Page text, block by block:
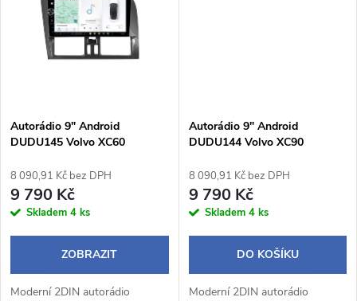
Autorádio 9" Android
DUDU145 Volvo XC60
8 090,91 Kč bez DPH
9 790 Kč
Skladem 4 ks
ZOBRAZIT
Moderní 2DIN autorádio
Autorádio 9" Android
DUDU144 Volvo XC90
8 090,91 Kč bez DPH
9 790 Kč
Skladem 4 ks
DO KOŠÍKU
Moderní 2DIN autorádio